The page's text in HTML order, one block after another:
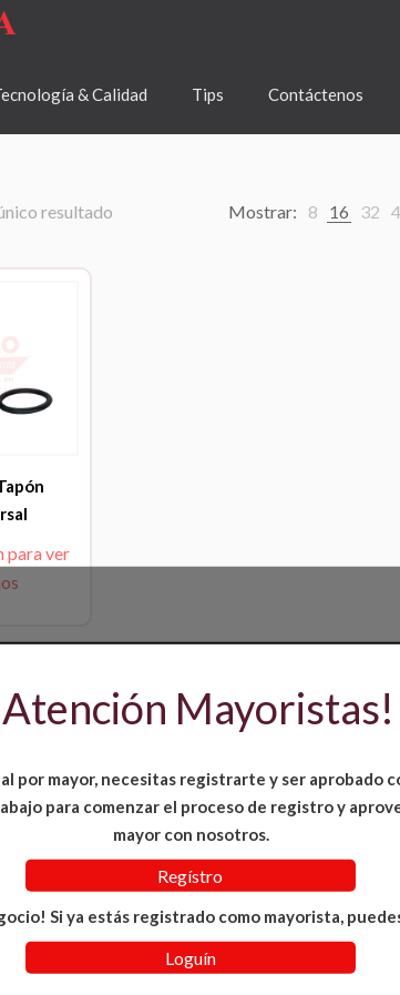
& Calidad Tips Contáctenos
resultado Mostrar: 8 16 32
para ver
Mayoristas!
por mayor, necesitas registrarte y ser aprobado
para comenzar el proceso de registro y
mayor con nosotros.
Regístro
Si ya estás registrado como mayorista,
Loguín